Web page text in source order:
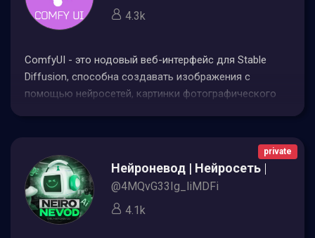
4.3k
ComfyUI - это нодовый веб-интерфейс для Stable
Diffusion, способна создавать изображения с
помощью нейросетей, картинки фотографического
private
Нейроневод | Нейросеть |
@4MQvG33Ig_liMDFi
4.1k